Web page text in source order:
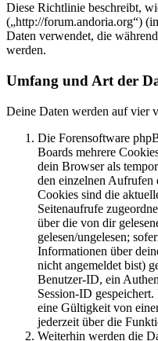
Diese Richtlinie beschreibt,
(„http://forum.andoria.org“)
Daten verwendet, die
werden.
Umfang und Art der
Deine Daten werden auf vier
Die Forensoftware
Boards mehrere
dein Browser als
den einzelnen Aufrufen
Cookies sind die
Seitenaufrufe
über die von dir
gelesen/ungelesen;
Informationen über
nicht angemeldet bist)
Benutzer-ID, ein
Session-ID
eine Gültigkeit von
jederzeit über die
Weiterhin werden die